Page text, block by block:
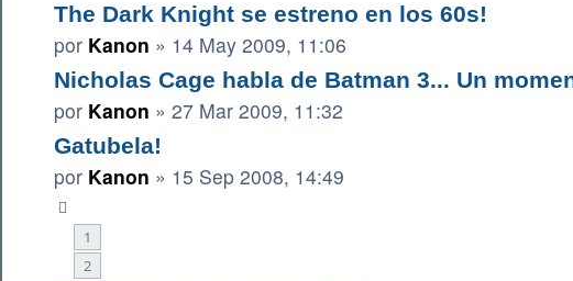
The Dark Knight se estreno en los 60s!
por Kanon » 14 May 2009, 11:06
Nicholas Cage habla de Batman 3... Un
por Kanon » 27 Mar 2009, 11:32
Gatubela!
por Kanon » 15 Sep 2008, 14:49
1
2